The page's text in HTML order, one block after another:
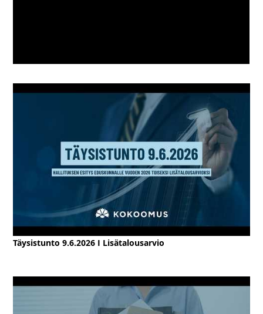
Täysistunto 9.6.2026 I Lisätalousarvio